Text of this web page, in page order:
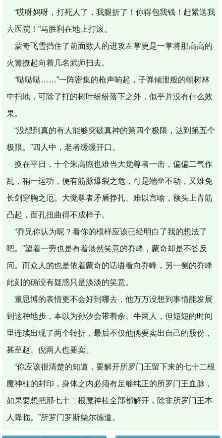
“哎呀妈呀，打死人了，我腿折了！你得包我钱！赶紧送我
去医院！”马胜利在地上打滚。
蒙奇飞雪挡住了前面数人的进攻左掌更是一掌将那高高的
火篝撩起向着几名武师扫去。
“哒哒哒……”一阵密集的枪声响起，子弹倾泄般的朝树林
中扫地，可除了打的树叶纷纷落下之外，似乎并没有什么效
果。
“没想到真的有人能够突破真神的第四个极限，达到第五个
极限。”四人中，老者缓缓开口。
换在平日，十个朱高煦也难当大觉尊者一击，偏偏二气作
乱，稍一运功，便有筋脉爆裂之危，可是端坐不动，又难免
长剑穿胸之厄。大觉尊者矛盾挣扎、难以言喻，额头上青筋
凸起，面孔扭曲得不成样子。
“乔兄你认为呢？看你的模样应该已经明白了我的想法了
吧。”望着一旁也是有着淡然笑意的乔峰，蒙奇却是不答反
问。而众人的也是依着蒙奇的话语看向乔峰，另一侧的乔峰
此刻的确没有疑惑只是淡淡的笑意。
董思博的表情更不会好到哪去，他万万没想到事情能发展
到这种地步，本以为孙汐会带着余、牛两人，但短短的时间
里连续出现了两个转折，最后不仅他俩要卖出自己的股份，
甚至赵、倪两人也要卖。
“你应该很清楚的知道，要解开所罗门王留下来的七十二根
魔神柱的封印，身体之内必须有足够纯正的所罗门王血脉，
如果要想把那七十二根魔神柱全部都解开，除非所罗门王本
人降临。”所罗门罗斯柴尔德道。